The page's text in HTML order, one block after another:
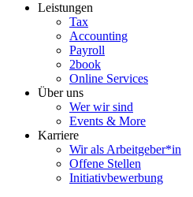
Leistungen
Tax
Accounting
Payroll
2book
Online Services
Über uns
Wer wir sind
Events & More
Karriere
Wir als Arbeitgeber*in
Offene Stellen
Initiativbewerbung